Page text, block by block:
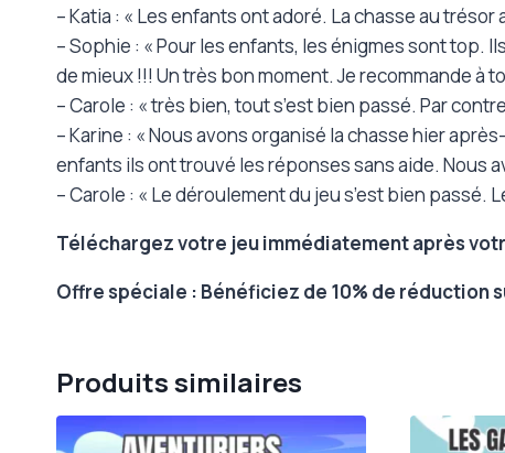
– Katia : « Les enfants ont adoré. La chasse au
– Sophie : « Pour les enfants, les énigmes sont top.
de mieux !!! Un très bon moment. Je recommande à
– Carole : « très bien, tout s’est bien passé. Par
– Karine : « Nous avons organisé la chasse hier
enfants ils ont trouvé les réponses sans aide. Nous
– Carole : « Le déroulement du jeu s’est bien
Téléchargez votre jeu immédiatement après
Offre spéciale : Bénéficiez de 10% de réduction
Produits similaires